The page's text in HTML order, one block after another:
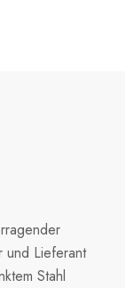
und Lieferant
Stahl